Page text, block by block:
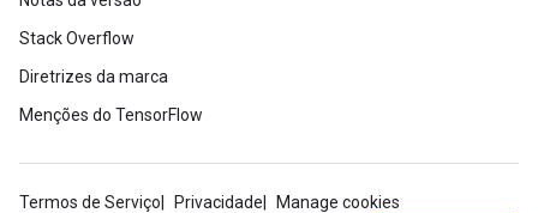
Stack Overflow
Diretrizes da marca
Menções do TensorFlow
Termos de Serviço Privacidade
Manage cookies